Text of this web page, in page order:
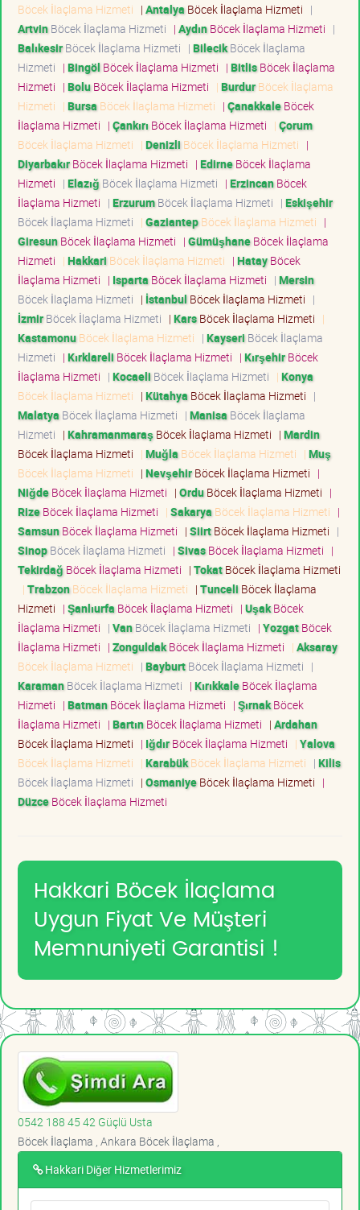
Böcek İlaçlama Hizmeti | Antalya Böcek İlaçlama Hizmeti |
ArtvinBöcek İlaçlama Hizmeti | AydınBöcek İlaçlama Hizmeti |
BalıkesirBöcek İlaçlama Hizmeti | BilecikBöcek İlaçlama
Hizmeti | Bingöl Böcek İlaçlama Hizmeti | BitlisBöcek İlaçlama
Hizmeti | BoluBöcek İlaçlama Hizmeti | BurdurBöcek İlaçlama
Hizmeti | Bursa Böcek İlaçlama Hizmeti | ÇanakkaleBöcek
İlaçlama Hizmeti | Çankırı Böcek İlaçlama Hizmeti | Çorum
Böcek İlaçlama Hizmeti | Denizli Böcek İlaçlama Hizmeti |
DiyarbakırBöcek İlaçlama Hizmeti | EdirneBöcek İlaçlama
Hizmeti | Elazığ Böcek İlaçlama Hizmeti | ErzincanBöcek
İlaçlama Hizmeti | ErzurumBöcek İlaçlama Hizmeti | Eskişehir
Böcek İlaçlama Hizmeti | GaziantepBöcek İlaçlama Hizmeti |
GiresunBöcek İlaçlama Hizmeti | GümüşhaneBöcek İlaçlama
Hizmeti | Hakkari Böcek İlaçlama Hizmeti | HatayBöcek
İlaçlama Hizmeti | Isparta Böcek İlaçlama Hizmeti | Mersin
Böcek İlaçlama Hizmeti | İstanbul Böcek İlaçlama Hizmeti |
İzmirBöcek İlaçlama Hizmeti | KarsBöcek İlaçlama Hizmeti |
KastamonuBöcek İlaçlama Hizmeti | Kayseri Böcek İlaçlama
Hizmeti | Kırklareli Böcek İlaçlama Hizmeti | KırşehirBöcek
İlaçlama Hizmeti | Kocaeli Böcek İlaçlama Hizmeti | Konya
Böcek İlaçlama Hizmeti | Kütahya Böcek İlaçlama Hizmeti |
Malatya Böcek İlaçlama Hizmeti | Manisa Böcek İlaçlama
Hizmeti | Kahramanmaraş Böcek İlaçlama Hizmeti | Mardin
Böcek İlaçlama Hizmeti | Muğla Böcek İlaçlama Hizmeti | Muş
Böcek İlaçlama Hizmeti | NevşehirBöcek İlaçlama Hizmeti |
NiğdeBöcek İlaçlama Hizmeti | OrduBöcek İlaçlama Hizmeti |
RizeBöcek İlaçlama Hizmeti | Sakarya Böcek İlaçlama Hizmeti |
SamsunBöcek İlaçlama Hizmeti | SiirtBöcek İlaçlama Hizmeti |
SinopBöcek İlaçlama Hizmeti | SivasBöcek İlaçlama Hizmeti |
Tekirdağ Böcek İlaçlama Hizmeti | TokatBöcek İlaçlama Hizmeti
| TrabzonBöcek İlaçlama Hizmeti | Tunceli Böcek İlaçlama
Hizmeti | Şanlıurfa Böcek İlaçlama Hizmeti | UşakBöcek
İlaçlama Hizmeti | VanBöcek İlaçlama Hizmeti | YozgatBöcek
İlaçlama Hizmeti | ZonguldakBöcek İlaçlama Hizmeti | Aksaray
Böcek İlaçlama Hizmeti | BayburtBöcek İlaçlama Hizmeti |
KaramanBöcek İlaçlama Hizmeti | KırıkkaleBöcek İlaçlama
Hizmeti | BatmanBöcek İlaçlama Hizmeti | ŞırnakBöcek
İlaçlama Hizmeti | BartınBöcek İlaçlama Hizmeti | Ardahan
Böcek İlaçlama Hizmeti | IğdırBöcek İlaçlama Hizmeti | Yalova
Böcek İlaçlama Hizmeti | KarabükBöcek İlaçlama Hizmeti | Kilis
Böcek İlaçlama Hizmeti | OsmaniyeBöcek İlaçlama Hizmeti |
DüzceBöcek İlaçlama Hizmeti
Hakkari Böcek İlaçlama
Uygun Fiyat Ve Müşteri
Memnuniyeti Garantisi !
0542 188 45 42 Güçlü Usta
Böcek İlaçlama , Ankara Böcek İlaçlama ,
Hakkari Diğer Hizmetlerimiz